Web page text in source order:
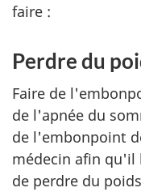
faire :
Perdre du
Faire de
de l'apnée du
de l'embonpoint
médecin afin qu'il
de perdre du